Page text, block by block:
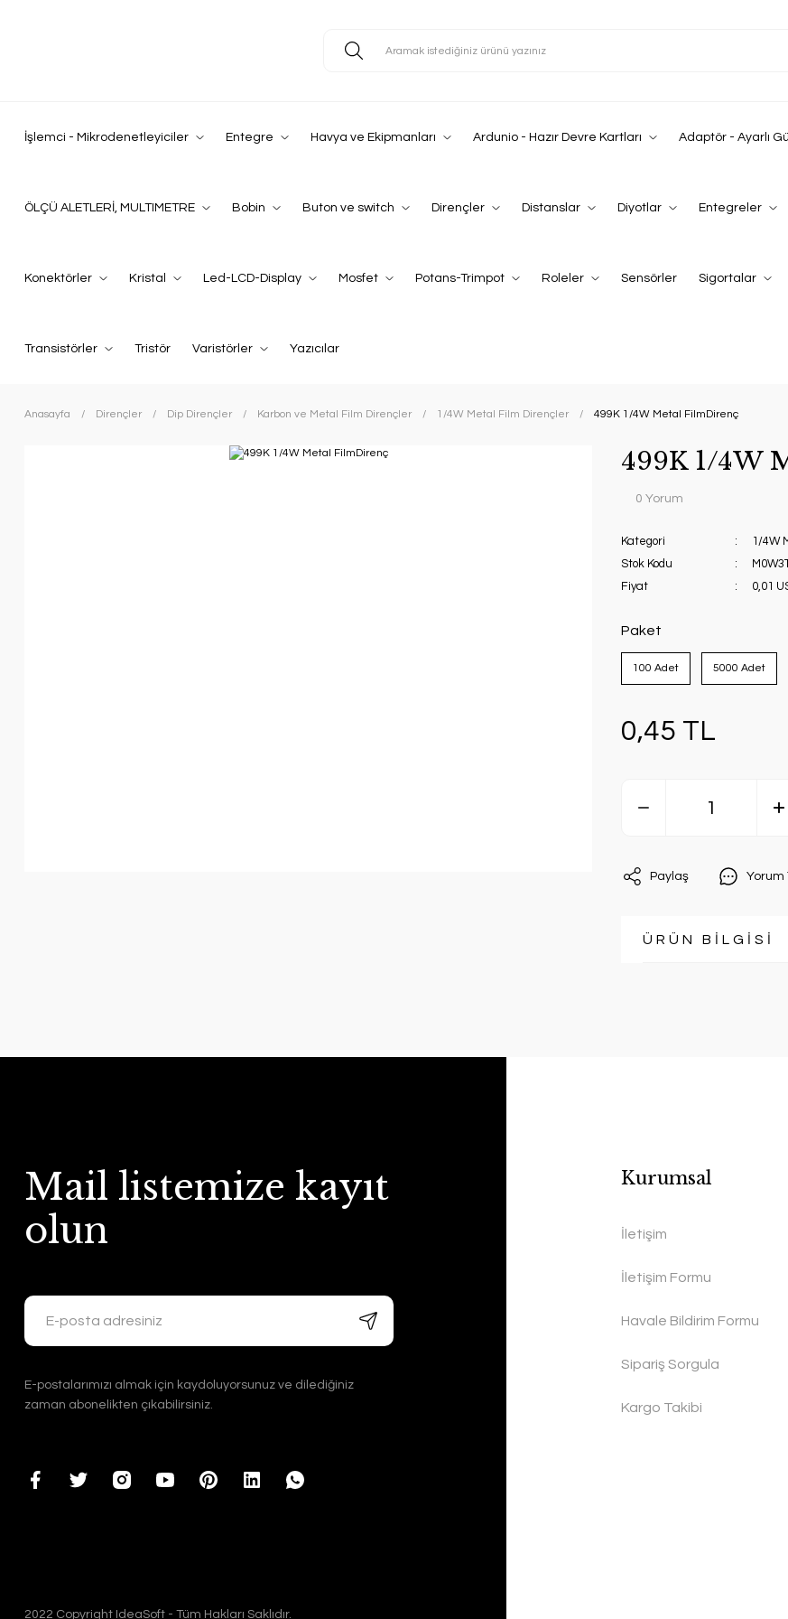
İşlemci - Mikrodenetleyiciler Entegre Havya ve Ekipmanları Ardunio - Hazır Devre Kartları Adaptör - Ayarlı
ÖLÇÜ ALETLERİ, MULTIMETRE Bobin Buton ve switch Dirençler Distanslar Diyotlar Entegreler
Konektörler Kristal Led-LCD-Display Mosfet Potans-Trimpot Roleler Sensörler Sigortalar
Transistörler Tristör Varistörler Yazıcılar
Anasayfa Dirençler Dip Dirençler Karbon ve Metal Film Dirençler 1/4W Metal Film Dirençler 499K 1/4W Metal FilmDirenç
499K 1/4W
0 Yorum
Kategori
1/4W
Stok Kodu
Fiyat
0,01
Paket
100 Adet 5000 Adet
0,45 TL
Paylaş Yorum
ÜRÜN BİLGİSİ
Mail listemize kayıt
olun
E-postalarımızı almak için kaydoluyorsunuz ve dilediğiniz
zaman abonelikten çıkabilirsiniz.
Kurumsal
İletişim
İletişim Formu
Havale Bildirim Formu
Sipariş Sorgula
Kargo Takibi
2022 Copyright IdeaSoft - Tüm Hakları Saklıdır.